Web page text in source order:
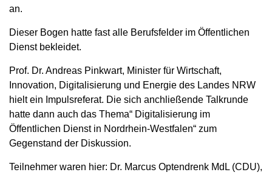
an.
Dieser Bogen hatte fast alle Berufsfelder im Öffentlichen
Dienst bekleidet.
Prof. Dr. Andreas Pinkwart, Minister für Wirtschaft,
Innovation, Digitalisierung und Energie des Landes NRW
hielt ein Impulsreferat. Die sich anchließende Talkrunde
hatte dann auch das Thema“ Digitalisierung im
Öffentlichen Dienst in Nordrhein-Westfalen“ zum
Gegenstand der Diskussion.
Teilnehmer waren hier: Dr. Marcus Optendrenk MdL (CDU),